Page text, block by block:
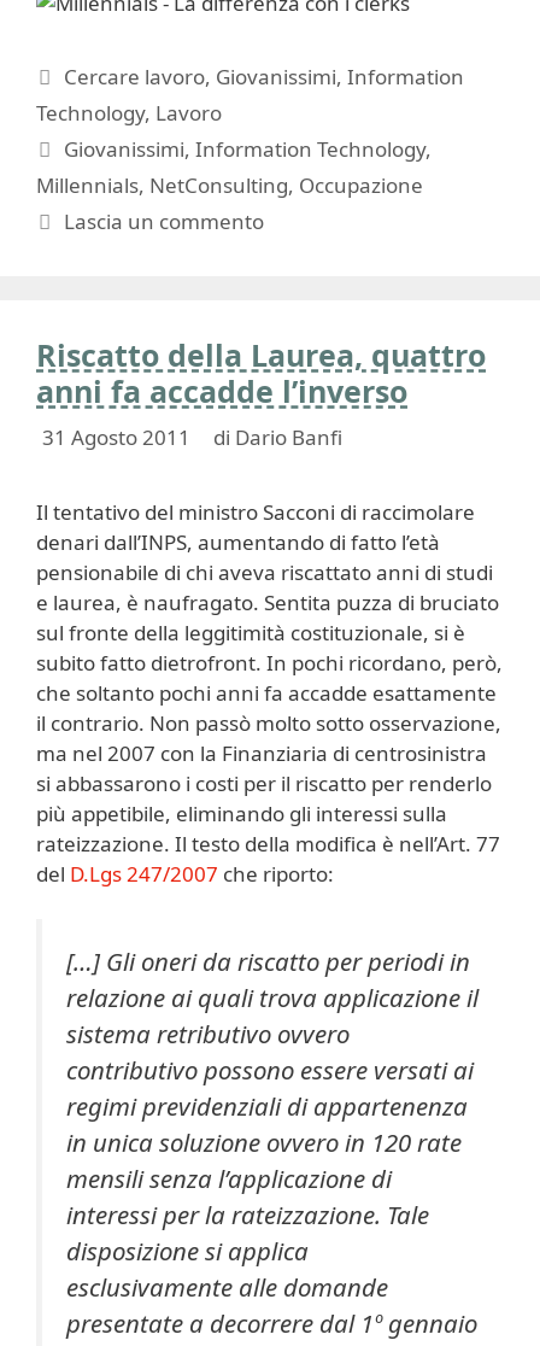
Categorie
Cercare lavoro, Giovanissimi,Information
Technology, Lavoro
Tag
Giovanissimi,Information Technology,
Millennials, NetConsulting, Occupazione
Lascia un commento
Riscatto della Laurea, quattro
anni fa accadde l’inverso
31 Agosto 2011 di Dario Banfi
Il tentativo del ministro Sacconi di raccimolare
denari dall’INPS, aumentando di fatto l’età
pensionabile di chi aveva riscattato anni di studi
e laurea, è naufragato. Sentita puzza di bruciato
sul fronte della leggitimità costituzionale, si è
subito fatto dietrofront. In pochi ricordano, però,
che soltanto pochi anni fa accadde esattamente
il contrario. Non passò molto sotto osservazione,
ma nel 2007 con la Finanziaria di centrosinistra
si abbassarono i costi per il riscatto per renderlo
più appetibile, eliminando gli interessi sulla
rateizzazione. Il testo della modifica è nell’Art. 77
del D.Lgs 247/2007 che riporto:
[…] Gli oneri da riscatto per periodi in
relazione ai quali trova applicazione il
sistema retributivo ovvero
contributivo possono essere versati ai
regimi previdenziali di appartenenza
in unica soluzione ovvero in 120 rate
mensili senza l’applicazione di
interessi per la rateizzazione. Tale
disposizione si applica
esclusivamente alle domande
presentate a decorrere dal 1º gennaio